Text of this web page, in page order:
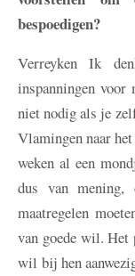
bespoedigen?
Verreyken Ik
inspanningen voor
niet nodig als je
Vlamingen naar
weken al een
dus van mening,
maatregelen
van goede wil.
wil bij hen